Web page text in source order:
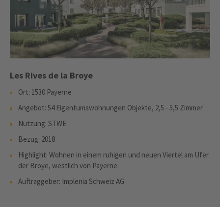
Les Rives de la Broye
Ort: 1530 Payerne
Angebot: 54 Eigentumswohnungen Objekte, 2,5 - 5,5 Zimmer
Nutzung: STWE
Bezug: 2018
Highlight: Wohnen in einem ruhigen und neuen Viertel am Ufer
der Broye, westlich von Payerne.
Auftraggeber: Implenia Schweiz AG